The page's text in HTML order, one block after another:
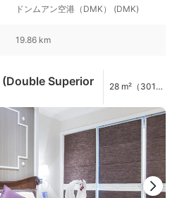
ドンムアン空港（DMK） (DMK)
19.86 km
(Double Superior
28 m²（301